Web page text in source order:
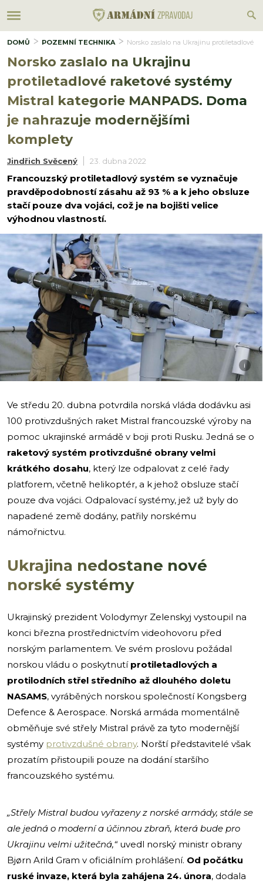
DOMŮ POZEMNÍ TECHNIKA Norsko zaslalo na Ukrajinu protiletadlové
Norsko zaslalo na Ukrajinu
protiletadlové raketové systémy
Mistral kategorie MANPADS. Doma
je nahrazuje modernějšími
komplety
Jindřich Svěcený 23. dubna 2022
Francouzský protiletadlový systém se vyznačuje
pravděpodobností zásahu až 93 % a k jeho obsluze
stačí pouze dva vojáci, což je na bojišti velice
výhodnou vlastností.
i
Ve středu 20. dubna potvrdila norská vláda dodávku asi
100 protivzdušných raket Mistral francouzské výroby na
pomoc ukrajinské armádě v boji proti Rusku. Jedná se o
raketový systém protivzdušné obrany velmi
krátkého dosahu, který lze odpalovat z celé řady
platforem, včetně helikoptér, a k jehož obsluze stačí
pouze dva vojáci. Odpalovací systémy, jež už byly do
napadené země dodány, patřily norskému
námořnictvu.
Ukrajina nedostane nové
norské systémy
Ukrajinský prezident Volodymyr Zelenskyj vystoupil na
konci března prostřednictvím videohovoru před
norským parlamentem. Ve svém proslovu požádal
norskou vládu o poskytnutí protiletadlových a
protilodních střel středního až dlouhého doletu
NASAMS, vyráběných norskou společností Kongsberg
Defence & Aerospace. Norská armáda momentálně
obměňuje své střely Mistral právě za tyto modernější
systémy protivzdušné obrany. Norští představitelé však
prozatím přistoupili pouze na dodání staršího
francouzského systému.
„Střely Mistral budou vyřazeny z norské armády, stále se
ale jedná o moderní a účinnou zbraň, která bude pro
Ukrajinu velmi užitečná,“uvedl norský ministr obrany
Bjørn Arild Gram v oficiálním prohlášení. Od počátku
ruské invaze, která byla zahájena 24. února, dodala